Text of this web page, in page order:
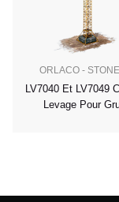
ORLACO -
LV7040 Et LV7049
Levage Pour